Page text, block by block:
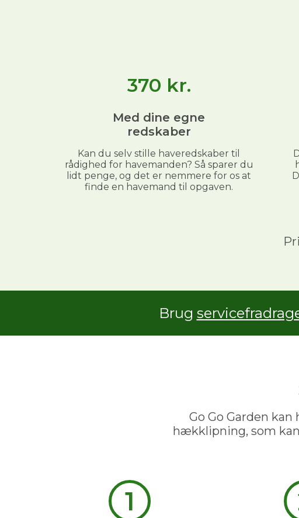
370 kr.
Med dine egne
redskaber
Kan du selv stille haveredskaber til
rådighed for havemanden? Så sparer du
lidt penge, og det er nemmere for os at
finde en havemand til opgaven.
Brug
Go Go Garden
hækklipning, som
1